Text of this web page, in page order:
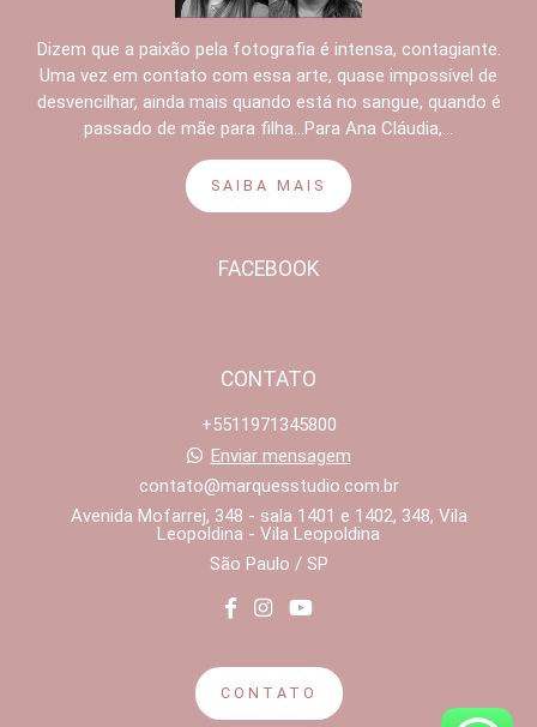
Dizem que a paixão pela fotografia é intensa, contagiante.
Uma vez em contato com essa arte, quase impossível de
desvencilhar, ainda mais quando está no sangue, quando é
passado de mãe para filha...Para Ana Cláudia,...
SAIBA MAIS
FACEBOOK
CONTATO
+5511971345800
Enviar mensagem
contato@marquesstudio.com.br
Avenida Mofarrej, 348 - sala 1401 e 1402, 348, Vila
Leopoldina - Vila Leopoldina
São Paulo / SP
CONTATO